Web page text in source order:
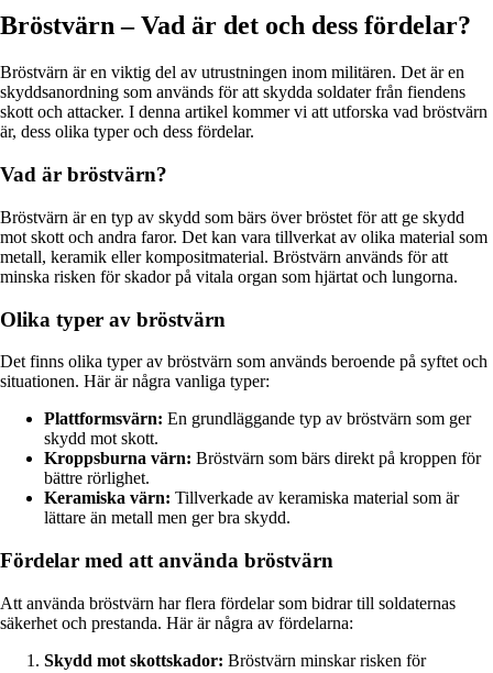
Bröstvärn – Vad är det och dess fördelar?
Bröstvärn är en viktig del av utrustningen inom militären. Det är en
skyddsanordning som används för att skydda soldater från fiendens
skott och attacker. I denna artikel kommer vi att utforska vad bröstvärn
är, dess olika typer och dess fördelar.
Vad är bröstvärn?
Bröstvärn är en typ av skydd som bärs över bröstet för att ge skydd
mot skott och andra faror. Det kan vara tillverkat av olika material som
metall, keramik eller kompositmaterial. Bröstvärn används för att
minska risken för skador på vitala organ som hjärtat och lungorna.
Olika typer av bröstvärn
Det finns olika typer av bröstvärn som används beroende på syftet och
situationen. Här är några vanliga typer:
Plattformsvärn: En grundläggande typ av bröstvärn som ger
skydd mot skott.
Kroppsburna värn: Bröstvärn som bärs direkt på kroppen för
bättre rörlighet.
Keramiska värn: Tillverkade av keramiska material som är
lättare än metall men ger bra skydd.
Fördelar med att använda bröstvärn
Att använda bröstvärn har flera fördelar som bidrar till soldaternas
säkerhet och prestanda. Här är några av fördelarna:
Skydd mot skottskador: Bröstvärn minskar risken för